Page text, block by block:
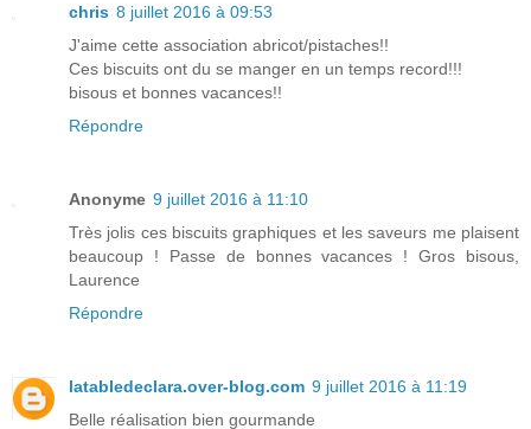
chris 8 juillet 2016 à 09:53
J'aime cette association abricot/pistaches!!
Ces biscuits ont du se manger en un temps record!!!
bisous et bonnes vacances!!
Répondre
Anonyme 9 juillet 2016 à 11:10
Très jolis ces biscuits graphiques et les saveurs me plaisent
beaucoup ! Passe de bonnes vacances ! Gros bisous,
Laurence
Répondre
latabledeclara.over-blog.com 9 juillet 2016 à 11:19
Belle réalisation bien gourmande